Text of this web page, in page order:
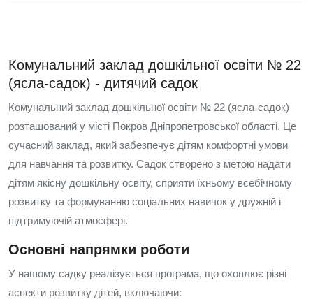
Комунальний заклад дошкільної освіти № 22
(ясла-садок) - дитячий садок
Комунальний заклад дошкільної освіти № 22 (ясла-садок)
розташований у місті Покров Дніпропетровської області. Це
сучасний заклад, який забезпечує дітям комфортні умови
для навчання та розвитку. Садок створено з метою надати
дітям якісну дошкільну освіту, сприяти їхньому всебічному
розвитку та формуванню соціальних навичок у дружній і
підтримуючій атмосфері.
Основні напрямки роботи
У нашому садку реалізується програма, що охоплює різні
аспекти розвитку дітей, включаючи: